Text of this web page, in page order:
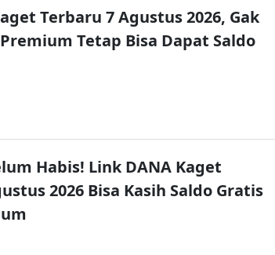
Terbaru 7 Agustus 2026, Gak
Tetap Bisa Dapat Saldo
Habis! Link DANA Kaget
2026 Bisa Kasih Saldo Gratis